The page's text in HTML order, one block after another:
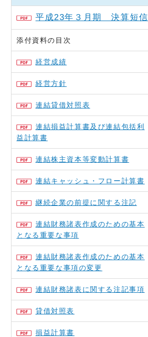
平成23年３月期 決算短信
添付資料の目次
経営成績
経営方針
連結貸借対照表
連結損益計算書及び連結包括利
益計算書
連結株主資本等変動計算書
連結キャッシュ・フロー計算書
継続企業の前提に関する注記
連結財務諸表作成のための基本
となる重要な事項
連結財務諸表作成のための基本
となる重要な事項の変更
連結財務諸表に関する注記事項
貸借対照表
損益計算書